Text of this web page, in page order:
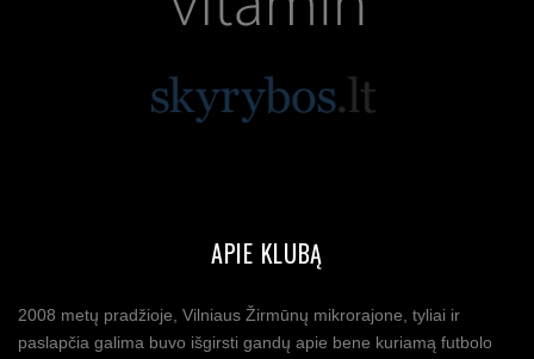
APIE KLUBĄ
2008 metų pradžioje, Vilniaus Žirmūnų mikrorajone, tyliai ir
paslapčia galima buvo išgirsti gandų apie bene kuriamą futbolo